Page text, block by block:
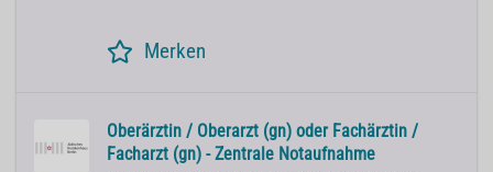
Merken
Oberärztin / Oberarzt (gn) oder Fachärztin /
Facharzt (gn) - Zentrale Notaufnahme